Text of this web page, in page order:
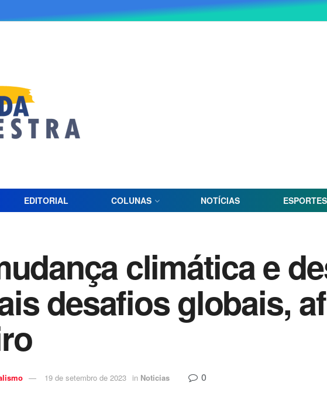
EDITORIAL COLUNAS NOTÍCIAS ESPORTES
climática e
desafios globais,
19 de setembro de 2023 in Noticias 0